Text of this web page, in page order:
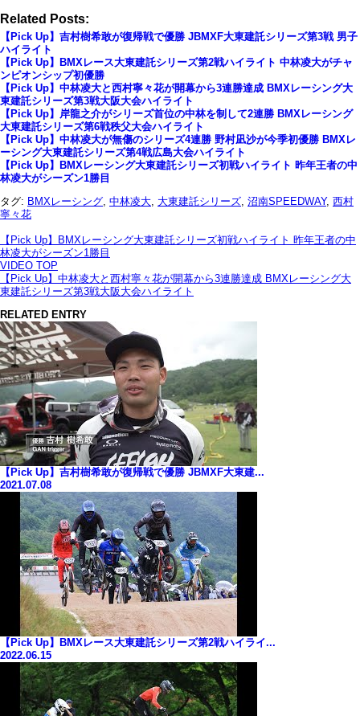
Related Posts:
【Pick Up】吉村樹希敢が復帰戦で優勝 JBMXF大東建託シリーズ第3戦 男子
ハイライト
【Pick Up】BMXレース大東建託シリーズ第2戦ハイライト 中林凌大がチャ
ンピオンシップ初優勝
【Pick Up】中林凌大と西村寧々花が開幕から3連勝達成 BMXレーシング大
東建託シリーズ第3戦大阪大会ハイライト
【Pick Up】岸龍之介がシリーズ首位の中林を制して2連勝 BMXレーシング
大東建託シリーズ第6戦秩父大会ハイライト
【Pick Up】中林凌大が無傷のシリーズ4連勝 野村凪沙が今季初優勝 BMXレ
ーシング大東建託シリーズ第4戦広島大会ハイライト
【Pick Up】BMXレーシング大東建託シリーズ初戦ハイライト 昨年王者の中
林凌大がシーズン1勝目
タグ: BMXレーシング, 中林凌大, 大東建託シリーズ, 沼南SPEEDWAY, 西村
寧々花
【Pick Up】BMXレーシング大東建託シリーズ初戦ハイライト 昨年王者の中
林凌大がシーズン1勝目
VIDEO TOP
【Pick Up】中林凌大と西村寧々花が開幕から3連勝達成 BMXレーシング大
東建託シリーズ第3戦大阪大会ハイライト
RELATED ENTRY
【Pick Up】吉村樹希敢が復帰戦で優勝 JBMXF大東建...
2021.07.08
【Pick Up】BMXレース大東建託シリーズ第2戦ハイライ...
2022.06.15